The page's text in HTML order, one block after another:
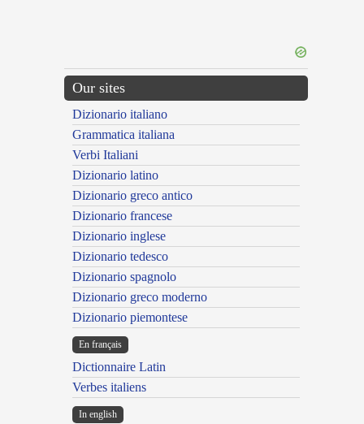
Our sites
Dizionario italiano
Grammatica italiana
Verbi Italiani
Dizionario latino
Dizionario greco antico
Dizionario francese
Dizionario inglese
Dizionario tedesco
Dizionario spagnolo
Dizionario greco moderno
Dizionario piemontese
En français
Dictionnaire Latin
Verbes italiens
In english